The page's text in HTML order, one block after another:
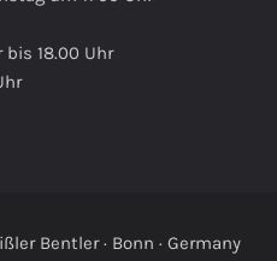
bis 18.00 Uhr
Bentler · Bonn · Germany